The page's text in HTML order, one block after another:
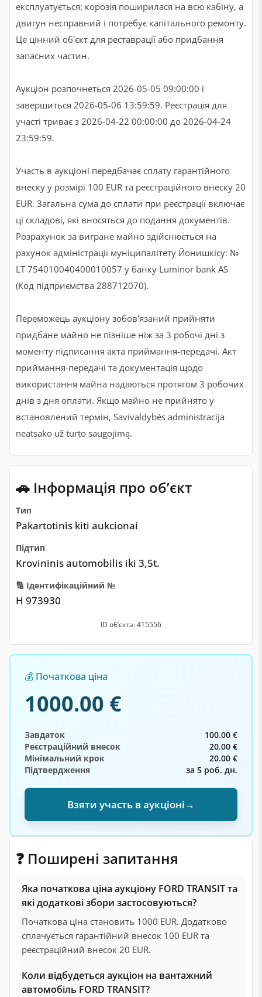
експлуатується: корозія поширилася на всю кабіну, а
двигун несправний і потребує капітального ремонту.
Це цінний об'єкт для реставрації або придбання
запасних частин.
Аукціон розпочнеться 2026-05-05 09:00:00 і
завершиться 2026-05-06 13:59:59. Реєстрація для
участі триває з 2026-04-22 00:00:00 до 2026-04-24
23:59:59.
Участь в аукціоні передбачає сплату гарантійного
внеску у розмірі 100 EUR та реєстраційного внеску 20
EUR. Загальна сума до сплати при реєстрації включає
ці складові, які вносяться до подання документів.
Розрахунок за вигране майно здійснюється на
рахунок адміністрації муніципалітету Йонишкісу: №
LT 754010040400010057 у банку Luminor bank AS
(Код підприємства 288712070).
Переможець аукціону зобов'язаний прийняти
придбане майно не пізніше ніж за 3 робочі дні з
моменту підписання акта приймання-передачі. Акт
приймання-передачі та документація щодо
використання майна надаються протягом 3 робочих
днів з дня оплати. Якщо майно не прийнято у
встановлений термін, Savivaldybės administracija
neatsako už turto saugojimą.
❓ Поширені запитання
Яка початкова ціна аукціону FORD TRANSIT та
які додаткові збори застосовуються?
Початкова ціна становить 1000 EUR. Додатково
сплачується гарантійний внесок 100 EUR та
реєстраційний внесок 20 EUR.
Коли відбудеться аукціон на вантажний
автомобіль FORD TRANSIT?
🚗 Інформація про обʼєкт
Тип
Pakartotinis kiti aukcionai
Підтип
Krovininis automobilis iki 3,5t.
🔢 Ідентифікаційний №
H 973930
ID обʼєкта: 415556
💰 Початкова ціна
1000.00 €
Завдаток
100.00 €
Реєстраційний внесок
20.00 €
Мінімальний крок
20.00 €
Підтвердження
за 5 роб. дн.
Взяти участь в аукціоні→